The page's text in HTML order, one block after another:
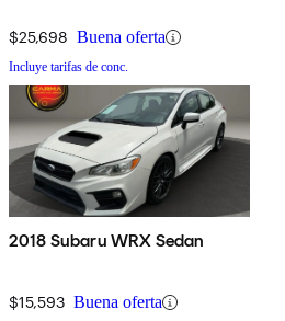
$25,698 Buena oferta
Incluye tarifas de conc.
2018 Subaru WRX Sedan
$15,593 Buena oferta